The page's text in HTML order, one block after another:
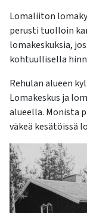
Lomaliiton
perusti tuolloin
lomakeskuksia,
kohtuullisella
Rehulan alueen
Lomakeskus ja
alueella. Monista
väkeä kesätöissä